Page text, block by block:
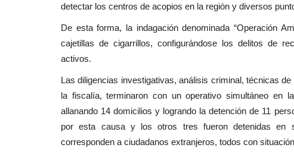
detectar los centros de acopios en la región y diversos
De esta forma, la indagación denominada “Operación
cajetillas de cigarrillos, configurándose los delitos de
activos.
Las diligencias investigativas, análisis criminal, técnicas
la fiscalía, terminaron con un operativo simultáneo en
allanando 14 domicilios y logrando la detención de 11
por esta causa y los otros tres fueron detenidas en
corresponden a ciudadanos extranjeros, todos con
refuerza apoyo al...
Editora